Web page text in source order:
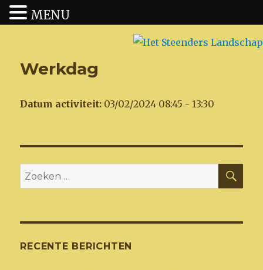
Het Steenders Landschap
Werkdag
Datum activiteit: 03/02/2024 08:45 - 13:30
Zoeken
naar:
RECENTE BERICHTEN
MENU